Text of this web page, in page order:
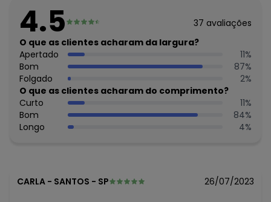
4.5 37 avaliações
O que as clientes acharam da largura?
Apertado
11%
Bom
87%
Folgado
2%
O que as clientes acharam do comprimento?
Curto
11%
Bom
84%
Longo
4%
CARLA - SANTOS - SP 26/07/2023